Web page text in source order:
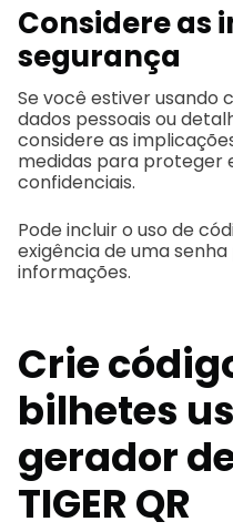
Considere as
segurança
Se você estiver usando
dados pessoais ou
considere as
medidas para proteger
confidenciais.
Pode incluir o uso de
exigência de uma
informações.
Crie
bilhetes
gerador
TIGER QR